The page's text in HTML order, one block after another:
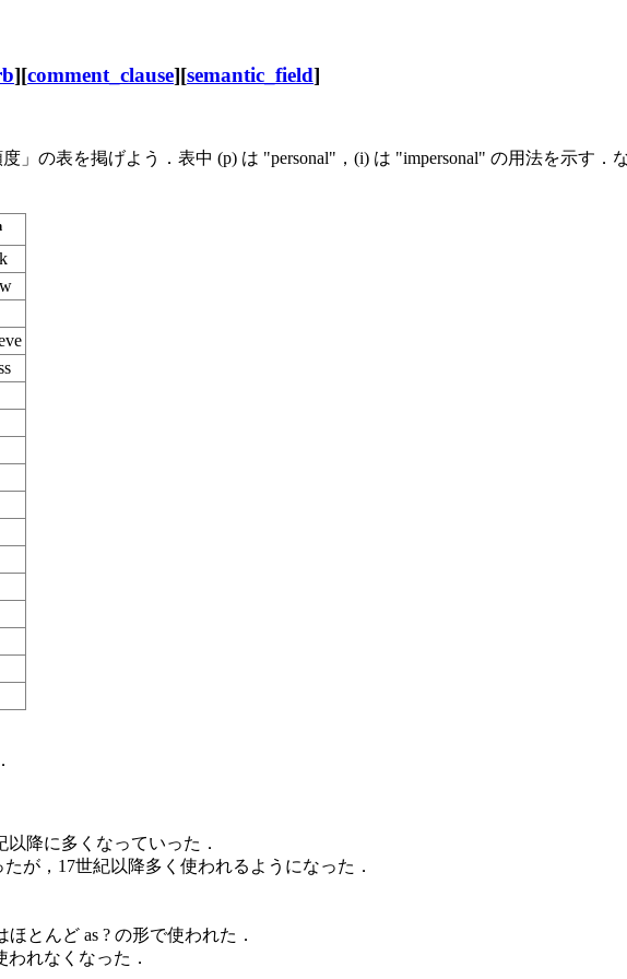
][comment_clause][semantic_field]
の表を掲げよう．表中 (p) は "personal"，(i) は "impersonal" の用法を示す．
以降に多くなっていった．
が，17世紀以降多く使われるようになった．
とんど as ? の形で使われた．
れなくなった．